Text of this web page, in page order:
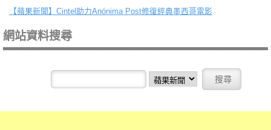
【蘋果新聞】 Cintel助力Anónima Post修復經典墨西哥電影
網站資料搜尋